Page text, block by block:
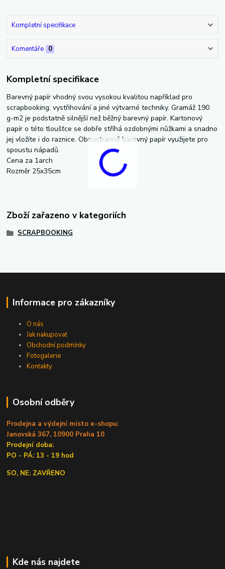
Kompletní specifikace
Komentáře 0
Kompletní specifikace
Barevný papír vhodný svou vysokou kvalitou například pro
scrapbooking, vystřihování a jiné výtvarné techniky. Gramáž 190
g-m2 je podstatně silnější než běžný barevný papír. Kartonový
papír o této tloušťce se dobře stříhá ozdobnými nůžkami a snadno
jej vložíte i do raznice. Oboustranně barevný papír využijete pro
spoustu nápadů.
Cena za 1arch
Rozměr 25x35cm
Zboží zařazeno v kategoriích
SCRAPBOOKING
Informace pro zákazníky
O nás
Jak nakupovat
Obchodní podmínky
Fotogalerie
Kontakty
Osobní odběry
Prodejna a výdejní místo e-shopu:
Janovská 367, 10900 Praha 10
Prodejní doba:
PO - PÁ: 13 - 19 hod
SO, NE: ZAVŘENO
Kde nás najdete